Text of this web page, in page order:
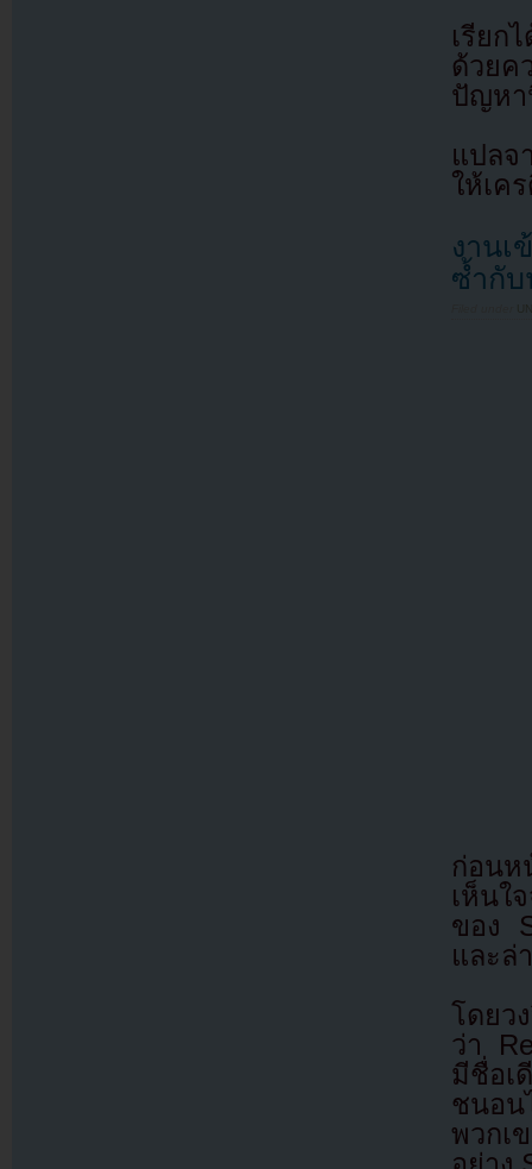
เรียก
ด้วยค
ปัญหา
แปลจ
ให้เค
งานเ
ซ้ำกับ
ก่อนห
เห็นใ
ของ
และล่
โดยว
ว่า
มีชื่อเ
ชนอน
พวกเ